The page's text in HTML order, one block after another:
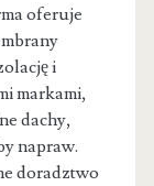
oferuje
i
markami,
dachy,
napraw.
doradztwo